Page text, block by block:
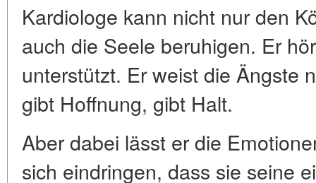
Kardiologe kann nicht nur den
auch die Seele beruhigen. Er
unterstützt. Er weist die Ängste
gibt Hoffnung, gibt Halt.
Aber dabei lässt er die
sich eindringen, dass sie seine